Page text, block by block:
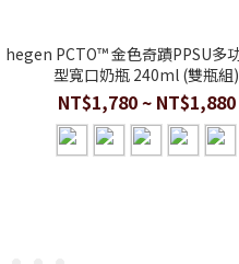
hegen PCTO™ 金色奇蹟PPSU多
型寬口奶瓶 240ml (雙瓶組)
NT$1,780 ~ NT$1,880